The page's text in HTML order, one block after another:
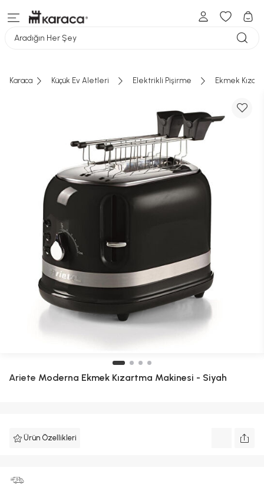
Aradığın Her Şey
Karaca Küçük Ev Aletleri Elektrikli Pişirme Ekmek
Ariete Moderna Ekmek Kızartma Makinesi - Siyah
Ürün Özellikleri